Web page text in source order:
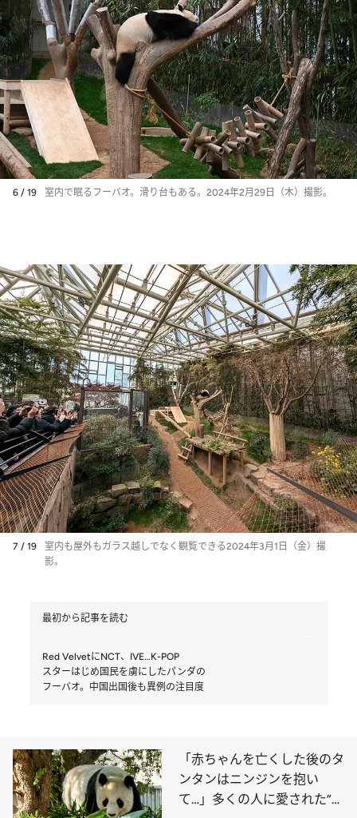
6 / 19 室内で眠るフーバオ。滑り台もある。2024年2月29日（木）撮影。
7 / 19
室内も屋外もガラス越しでなく観覧できる2024年3月1日（金）撮
影。
最初から記事を読む
Red VelvetにNCT、IVE…K-POP
スターはじめ国民を虜にしたパンダの
フーバオ。中国出国後も異例の注目度
「赤ちゃんを亡くした後のタ
ンタンはニンジンを抱い
て…」多くの人に愛された“神